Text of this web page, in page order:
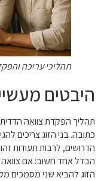
תהליכי עריכה
היבטים
תהליך הפקדת צוואה
כתובה. בני הזוג צריכים
הדרושים, לרבות תעודות
הבדל אחד חשוב: אם
הזוג להביא שני מסמכים